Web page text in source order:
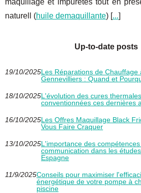
naturell (huile demaquillante) [...]
Up-to-date posts
19/10/2025Les Réparations de Chauffage
Gennevilliers : Quand et
18/10/2025L'évolution des cures thermales
conventionnées ces dernières
16/10/2025Les Offres Maquillage Black
Vous Faire Craquer
13/10/2025L'importance des compétences
communication dans les
Espagne
11/9/2025Conseils pour maximiser
énergétique de votre pompe à
piscine